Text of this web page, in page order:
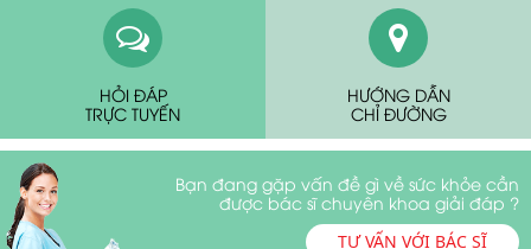
HỎI ĐÁP
TRỰC TUYẾN
HƯỚNG DẪN
CHỈ ĐƯỜNG
Bạn đang gặp vấn đề gì về sức khỏe cần
được bác sĩ chuyên khoa giải đáp ?
TƯ VẤN VỚI BÁC SĨ